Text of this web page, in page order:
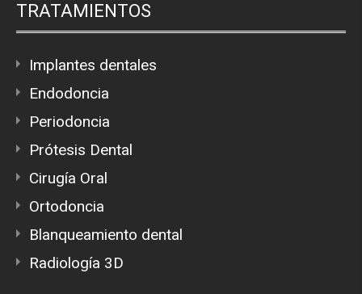
TRATAMIENTOS
Implantes dentales
Endodoncia
Periodoncia
Prótesis Dental
Cirugía Oral
Ortodoncia
Blanqueamiento dental
Radiología 3D